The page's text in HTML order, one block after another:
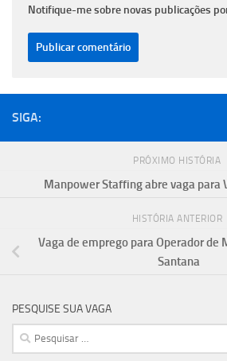
Notifique-me sobre novas publicações
SIGA:
PRÓXIMO HISTÓRIA
Manpower Staffing abre vaga para
HISTÓRIA ANTERIOR
Vaga de emprego para Operador de
Santana
PESQUISE SUA VAGA
Pesquisar
por: